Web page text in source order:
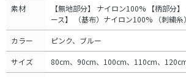
素材
【無地部分】 ナイロン100% 【柄部分
ース】 （基布）ナイロン100% （刺繍
カラー ピンク、ブルー
サイズ 80cm、90cm、100cm、110cm、